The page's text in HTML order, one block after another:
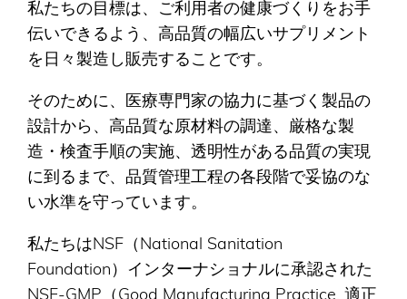
私たちの目標は、ご利用者の健康づくりをお手
伝いできるよう、高品質の幅広いサプリメント
を日々製造し販売することです。
そのために、医療専門家の協力に基づく製品の
設計から、高品質な原材料の調達、厳格な製
造・検査手順の実施、透明性がある品質の実現
に到るまで、品質管理工程の各段階で妥協のな
い水準を守っています。
私たちはNSF（National Sanitation
Foundation）インターナショナルに承認された